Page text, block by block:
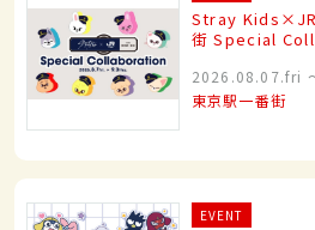
Stray
街 Special
2026.08.07.fri
東京駅一番街
EVENT